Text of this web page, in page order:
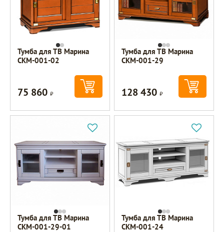
Тумба для ТВ Марина
СКМ-001-02
75 860Р
Тумба для ТВ Марина
СКМ-001-29
128 430Р
Тумба для ТВ Марина
СКМ-001-29-01
Тумба для ТВ Марина
СКМ-001-24